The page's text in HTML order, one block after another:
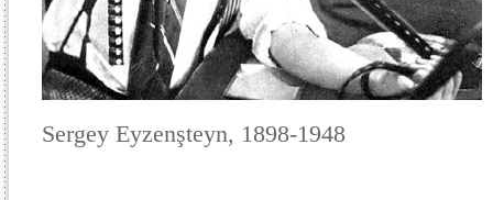
Sergey Eyzenşteyn, 1898-1948